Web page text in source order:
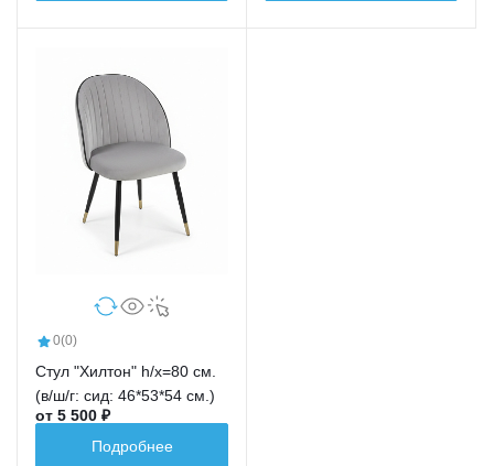
0(0)
Стул "Хилтон" h/х=80 см.
(в/ш/г: сид: 46*53*54 см.)
от 5 500 ₽
Подробнее